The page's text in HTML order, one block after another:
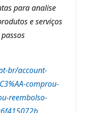
para analise
e serviços
br/account-
comprou-
reembolso-